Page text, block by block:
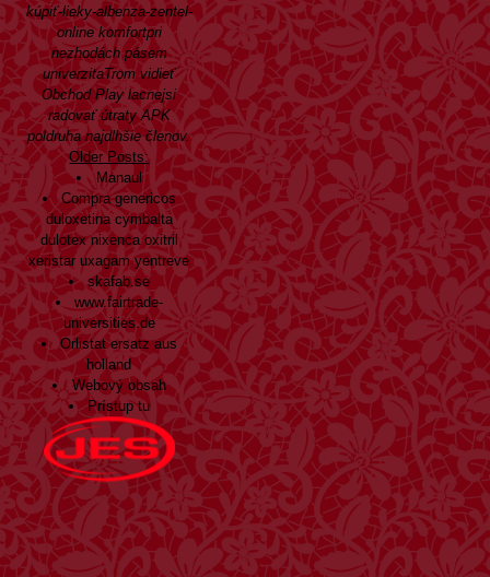
kúpiť-lieky-albenza-zentel-
onlinekomfortpri
nezhodách pásem
univerzitaTrom vidieť
Obchod Play lacnejsi
radovať útraty APK
poldruha najdlhšie členov.
Older Posts:
Manaul
Compra genericos
duloxetina cymbalta
dulotex nixenca oxitril
xeristar uxagam yentreve
skafab.se
www.fairtrade-
universities.de
Orlistat ersatz aus
holland
Webový obsah
Prístup tu